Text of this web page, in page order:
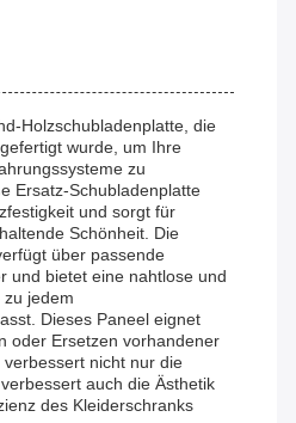
Holzschubladenplatte, die
wurde, um Ihre
zu
Ersatz-Schubladenplatte
und sorgt für
Schönheit. Die
über passende
und bietet eine nahtlose und
jedem
Dieses Paneel eignet
oder Ersetzen vorhandener
nicht nur die
auch die Ästhetik
des Kleiderschranks